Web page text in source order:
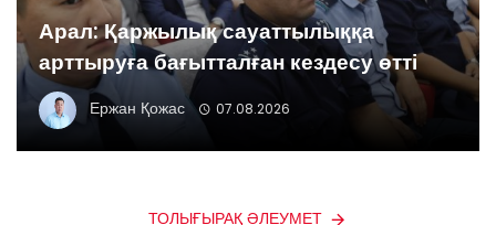
Арал: Қаржылық сауаттылыққа
арттыруға бағытталған кездесу өтті
Ержан Қожас 07.08.2026
ТОЛЫҒЫРАҚ ӘЛЕУМЕТ